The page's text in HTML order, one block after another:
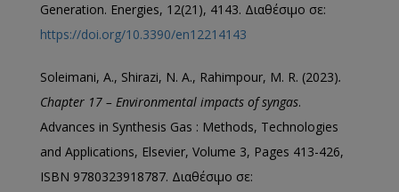
Generation. Energies, 12(21), 4143. Διαθέσιμο σε:
https://doi.org/10.3390/en12214143
Soleimani, A., Shirazi, N. A., Rahimpour, M. R. (2023).
Chapter 17 – Environmental impacts of syngas.
Advances in Synthesis Gas : Methods, Technologies
and Applications, Elsevier, Volume 3, Pages 413-426,
ISBN 9780323918787. Διαθέσιμο σε: